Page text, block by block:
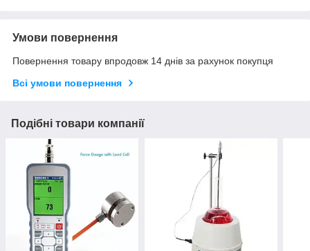
Умови повернення
Повернення товару впродовж 14 днів за рахунок покупця
Всі умови повернення
Подібні товари компанії